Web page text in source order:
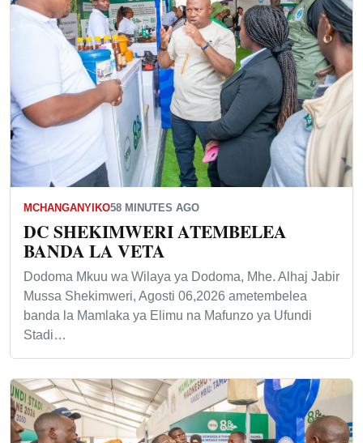
MCHANGANYIKO58 MINUTES AGO
DC SHEKIMWERI ATEMBELEA
BANDA LA VETA
Dodoma Mkuu wa Wilaya ya Dodoma, Mhe. Alhaj Jabir
Mussa Shekimweri, Agosti 06,2026 ametembelea
banda la Mamlaka ya Elimu na Mafunzo ya Ufundi
Stadi…